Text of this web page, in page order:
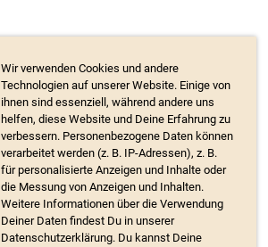
Wir verwenden Cookies und andere
Technologien auf unserer Website. Einige von
ihnen sind essenziell, während andere uns
helfen, diese Website und Deine Erfahrung zu
verbessern. Personenbezogene Daten können
verarbeitet werden (z. B. IP-Adressen), z. B.
für personalisierte Anzeigen und Inhalte oder
die Messung von Anzeigen und Inhalten.
Weitere Informationen über die Verwendung
Deiner Daten findest Du in unserer
Datenschutzerklärung. Du kannst Deine